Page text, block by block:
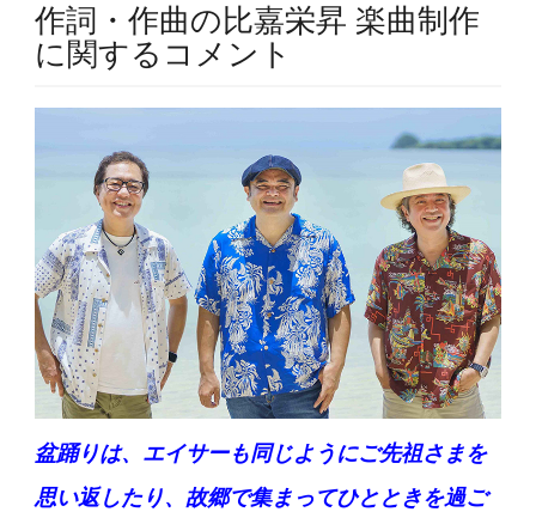
作詞・作曲の比嘉栄昇 楽曲制作
に関するコメント
盆踊りは、エイサーも同じようにご先祖さまを
思い返したり、故郷で集まってひとときを過ご